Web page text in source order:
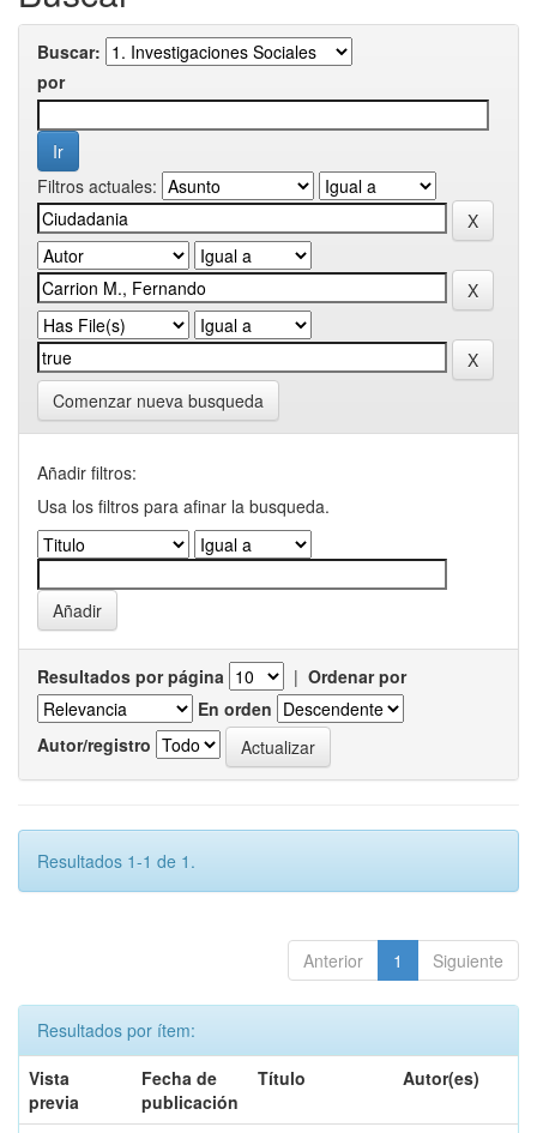
Buscar:
por
Filtros actuales:
Comenzar nueva busqueda
Añadir filtros:
Usa los filtros para afinar la busqueda.
Resultados por página | Ordenar por
En orden
Autor/registro
Resultados 1-1 de 1.
Anterior 1 Siguiente
Resultados por ítem:
Vista
previa
Fecha de
publicación
Título Autor(es)